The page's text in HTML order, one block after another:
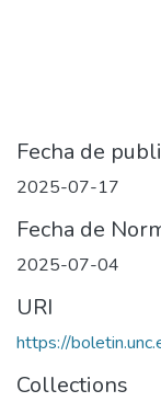
Fecha de
2025-07-17
Fecha de
2025-07-04
URI
https://
Collections